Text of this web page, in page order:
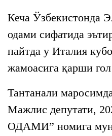
Кеча Ўзбекистонда
одами сифатида
пайтда у Италия
жамоасига қарши
Тантанали
Мажлис депутати,
ОДАМИ” номига